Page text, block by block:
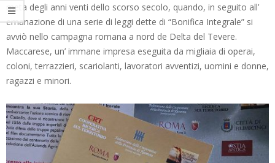
meta degli anni venti dello scorso secolo, quando, in seguito all’
emanazione di una serie di leggi dette di “Bonifica Integrale” si
avviò nello campagna romana a nord de Delta del Tevere.
Maccarese, un’ immane impresa eseguita da migliaia di operai,
coloni, terrazzieri, scariolanti, lavoratori avventizi, uomini e donne,
ragazzi e minori.